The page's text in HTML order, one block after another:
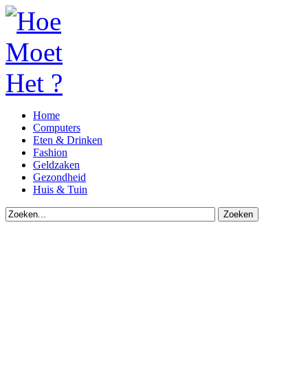
Home
Computers
Eten & Drinken
Fashion
Geldzaken
Gezondheid
Huis & Tuin